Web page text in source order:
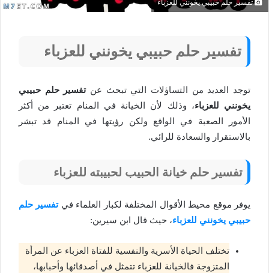
تفسير حلم حبيبي يخونني للعزباء
تفسير حلم حبيبي يخونني للعزباء
توجد العديد من التساؤلات التي تبحث عنتفسير حلم حبيبي
يخونني للعزباء، وذلك لأن الخيانة في المنام تعتبر من أكثر
الأمور الصعبة في الواقع ولكن رؤيتها في المنام قد تبشر
بالاستقرار والسعادة للرائي.
تفسير حلم خيانة الحبيب لحبيبته للعزباء
يوفر موقع محيط الأقوال المختلفة لكبار العلماء فيتفسير حلم
حبيبي يخونني للعزباء، حيث قال ابن سيرين:
تختلف الحياة الأسرية والنفسية للفتاة العزباء عن المرأة
المتزوجة فالخيانة للعزباء تتمثل في أصدقائها وأحبابها،